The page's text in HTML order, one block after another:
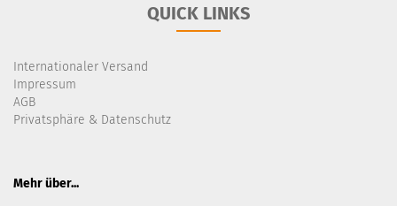
QUICK LINKS
Internationaler Versand
Impressum
AGB
Privatsphäre & Datenschutz
Mehr über...